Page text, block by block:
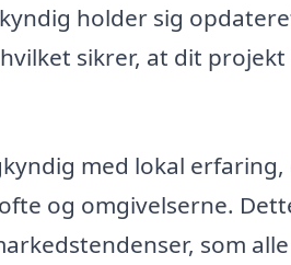
holder sig
sikrer, at dit
med lokal erfaring,
og omgivelserne.
som